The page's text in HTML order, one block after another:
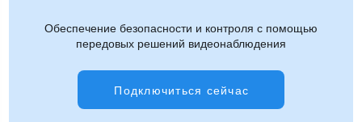
Обеспечение безопасности и контроля с помощью
передовых решений видеонаблюдения
Подключиться сейчас